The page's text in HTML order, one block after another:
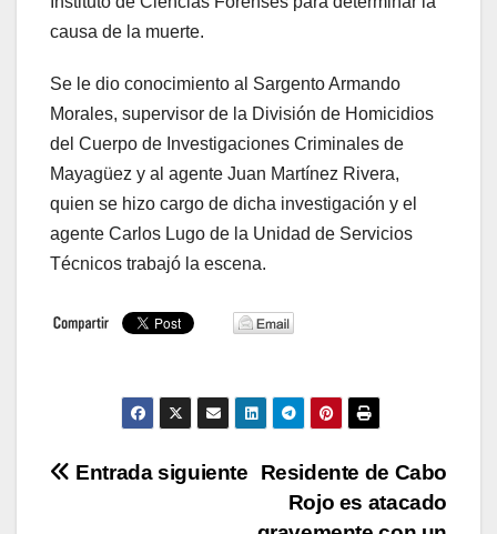
causa de la muerte.
Se le dio conocimiento al Sargento Armando
Morales, supervisor de la División de Homicidios
del Cuerpo de Investigaciones Criminales de
Mayagüez y al agente Juan Martínez Rivera,
quien se hizo cargo de dicha investigación y el
agente Carlos Lugo de la Unidad de Servicios
Técnicos trabajó la escena.
Navegación
Residente de Cabo
Rojo es atacado
Entrada siguiente